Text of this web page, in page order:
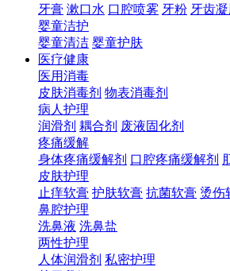
牙膏 漱口水 口腔喷雾 牙粉 牙齿
婴童洁护
婴童清洁 婴童护肤
医疗健康
医用消毒
皮肤消毒剂 物表消毒剂
病人护理
润滑剂 耦合剂 废液固化剂
疼痛缓解
身体疼痛缓解剂 口腔疼痛缓解剂
皮肤护理
止痒软膏 护肤软膏 抗菌软膏 烫伤
鼻腔护理
洗鼻液 洗鼻盐
两性护理
人体润滑剂 私密护理